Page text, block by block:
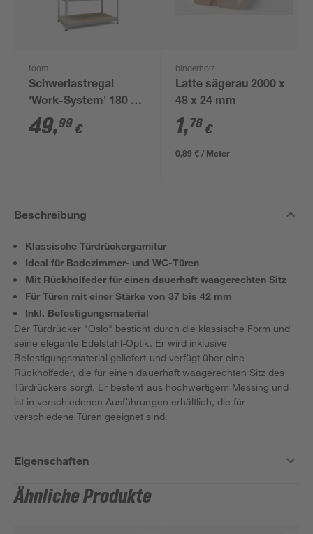
toom
Schwerlastregal
'Work-System' 180 x
100 x 30-60 cm 5
Böden à 100-175 kg
49,99 €
binderholz
Latte sägerau 2000 x
48 x 24 mm
1,78 €
0,89 € / Meter
Beschreibung
Klassische Türdrückergarnitur
Ideal für Badezimmer- und WC-Türen
Mit Rückholfeder für einen dauerhaft waagerechten Sitz
Für Türen mit einer Stärke von 37 bis 42 mm
Inkl. Befestigungsmaterial
Der Türdrücker "Oslo" besticht durch die klassische Form und
seine elegante Edelstahl-Optik. Er wird inklusive
Befestigungsmaterial geliefert und verfügt über eine
Rückholfeder, die für einen dauerhaft waagerechten Sitz des
Türdrückers sorgt. Er besteht aus hochwertigem Messing und
ist in verschiedenen Ausführungen erhältlich, die für
verschiedene Türen geeignet sind.
Eigenschaften
Ähnliche Produkte